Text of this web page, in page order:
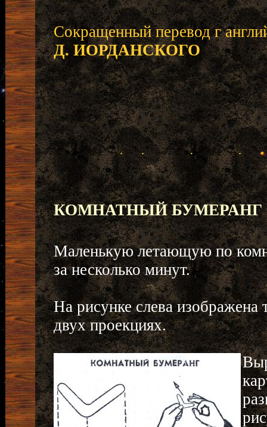
Сокращенный перевод г
Д. ИОРДАНСКОГО
КОМНАТНЫЙ БУМЕРАНГ
Маленькую летающую по
за несколько минут.
На рисунке слева изображена
двух проекциях.